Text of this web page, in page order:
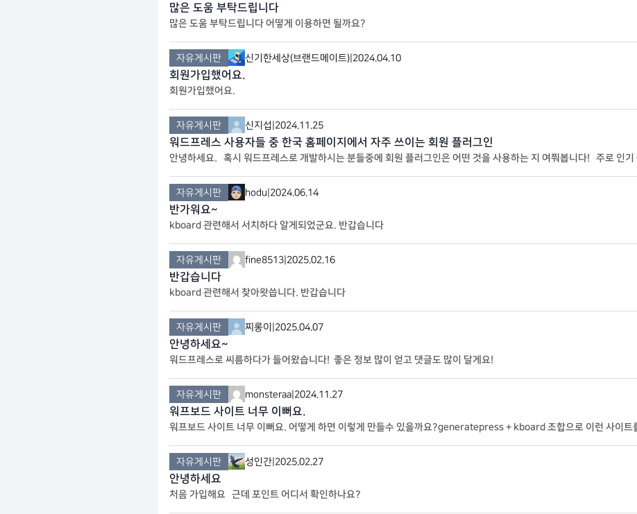
많은 도움 부탁드립니다
많은 도움 부탁드립니다 어떻게 이용하면 될까요?
자유게시판 신기한세상(브랜드메이트)|2024.04.10
회원가입했어요.
회원가입했어요.
자유게시판 신지섭 |2024.11.25
워드프레스 사용자들 중 한국 홈페이지에서 자주 쓰이는 회원 플러그인
안녕하세요. 혹시 워드프레스로 개발하시는 분들중에 회원 플러그인은 어떤 것을 사용하는 지 여쭤봅니다! 주로 인기
자유게시판 hodu|2024.06.14
반가워요~
kboard 관련해서 서치하다 알게되었군요. 반갑습니다
자유게시판 fine8513|2025.02.16
반갑습니다
kboard 관련해서 찾아왓씁니다. 반갑습니다
자유게시판 찌롱이 |2025.04.07
안녕하세요~
워드프레스로 씨름하다가 들어왔습니다! 좋은 정보 많이 얻고 댓글도 많이 달게요!
자유게시판 monsteraa|2024.11.27
워프보드 사이트 너무 이뻐요.
워프보드 사이트 너무 이뻐요. 어떻게 하면 이렇게 만들수 있을까요?generatepress + kboard 조합으로 이런 사이트
자유게시판 성인간|2025.02.27
안녕하세요
처음 가입해요 근데 포인트 어디서 확인하나요?